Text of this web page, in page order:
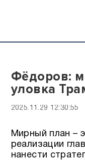
Фёдоров:
уловка
2025.11.29 12:30:55
Мирный план –
реализации
нанести